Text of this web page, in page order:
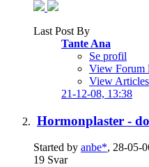
Last Post By
Tante Ana
Se profil
View Forum
View Articles
21-12-08, 13:38
Hormonplaster -
Started by anbe*, 28-05-
19 Svar